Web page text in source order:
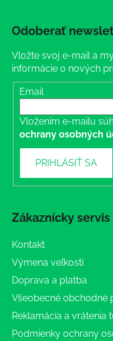
Odoberať
Vložte svoj e-mail a
informácie o nových
Email
Vložením e-mailu
ochrany osobných
PRIHLÁSIŤ SA
Zákaznícky servis
Kontakt
Výmena veľkosti
Doprava a platba
Všeobecné obchodné
Reklamácia a vrátenia
Podmienky ochrany